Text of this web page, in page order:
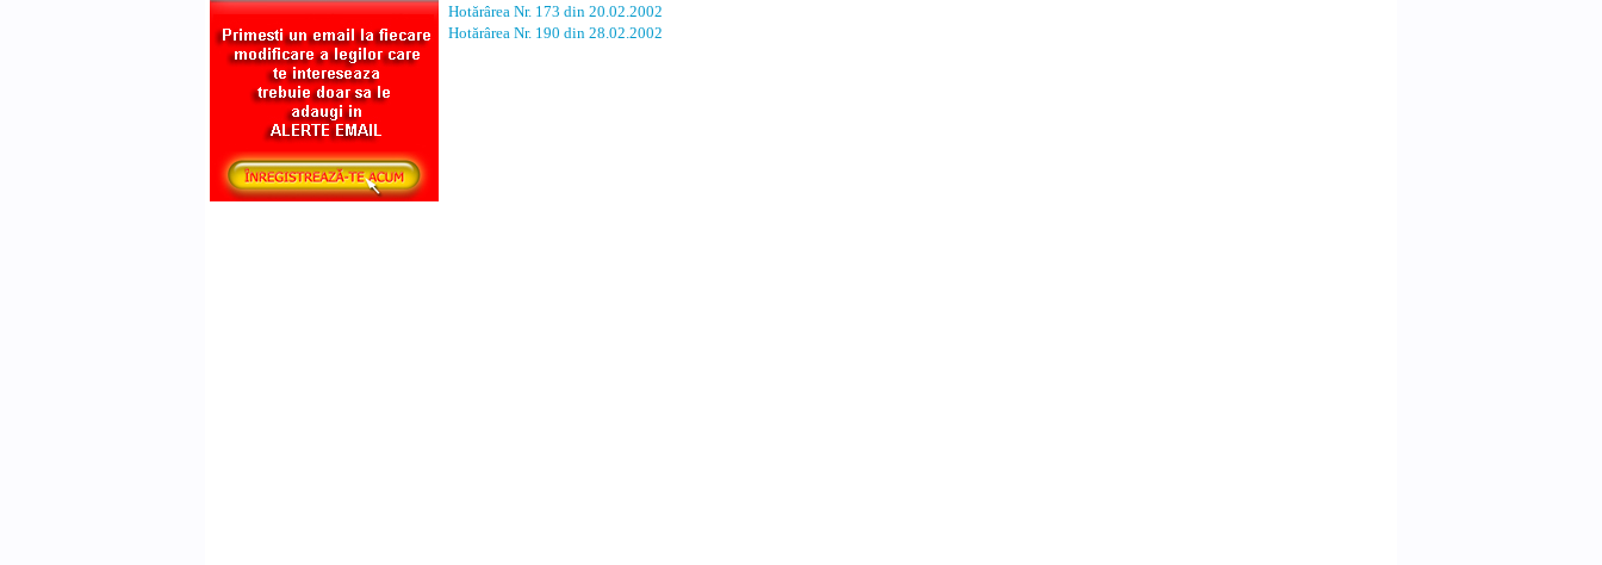
Hotărârea Nr. 173 din 20.02.2002
Hotărârea Nr. 190 din 28.02.2002